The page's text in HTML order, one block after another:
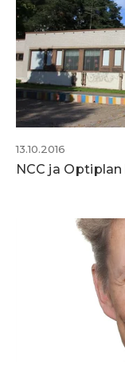
13.10.2016
NCC ja